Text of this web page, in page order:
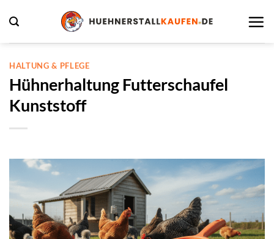
Inhalt
springen
HALTUNG & PFLEGE
Hühnerhaltung Futterschaufel
Kunststoff